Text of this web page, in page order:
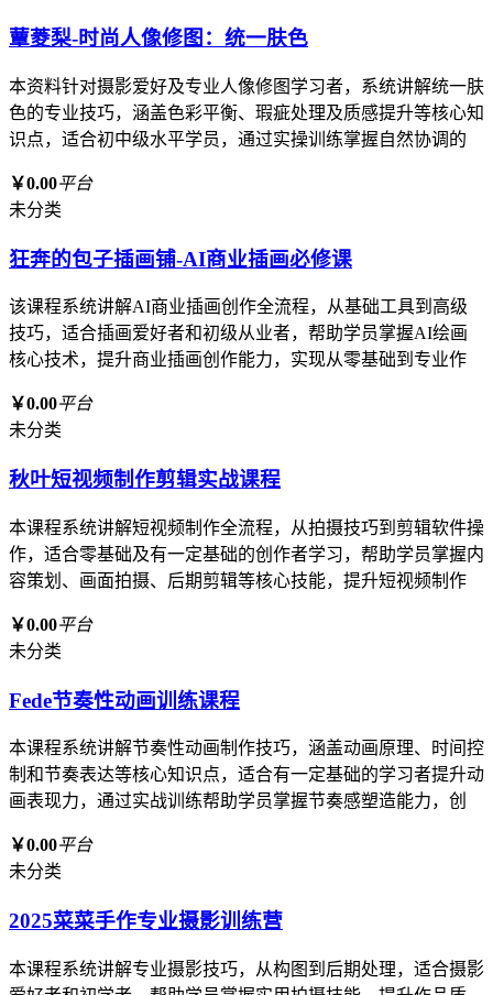
蕈菱梨-时尚人像修图：统一肤色
本资料针对摄影爱好及专业人像修图学习者，系统讲解统一肤
色的专业技巧，涵盖色彩平衡、瑕疵处理及质感提升等核心知
识点，适合初中级水平学员，通过实操训练掌握自然协调的
￥0.00平台
未分类
狂奔的包子插画铺-AI商业插画必修课
该课程系统讲解AI商业插画创作全流程，从基础工具到高级
技巧，适合插画爱好者和初级从业者，帮助学员掌握AI绘画
核心技术，提升商业插画创作能力，实现从零基础到专业作
￥0.00平台
未分类
秋叶短视频制作剪辑实战课程
本课程系统讲解短视频制作全流程，从拍摄技巧到剪辑软件操
作，适合零基础及有一定基础的创作者学习，帮助学员掌握内
容策划、画面拍摄、后期剪辑等核心技能，提升短视频制作
￥0.00平台
未分类
Fede节奏性动画训练课程
本课程系统讲解节奏性动画制作技巧，涵盖动画原理、时间控
制和节奏表达等核心知识点，适合有一定基础的学习者提升动
画表现力，通过实战训练帮助学员掌握节奏感塑造能力，创
￥0.00平台
未分类
2025菜菜手作专业摄影训练营
本课程系统讲解专业摄影技巧，从构图到后期处理，适合摄影